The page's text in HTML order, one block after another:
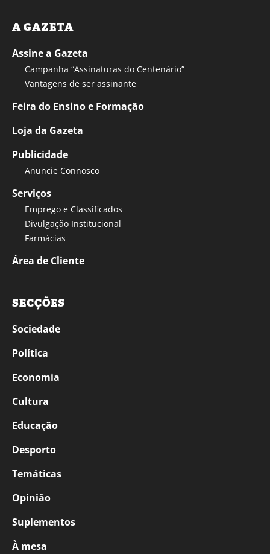
A GAZETA
Assine a Gazeta
Campanha “Assinaturas do Centenário”
Vantagens de ser assinante
Feira do Ensino e Formação
Loja da Gazeta
Publicidade
Anuncie Connosco
Serviços
Emprego e Classificados
Divulgação Institucional
Farmácias
Área de Cliente
SECÇÕES
Sociedade
Política
Economia
Cultura
Educação
Desporto
Temáticas
Opinião
Suplementos
À mesa